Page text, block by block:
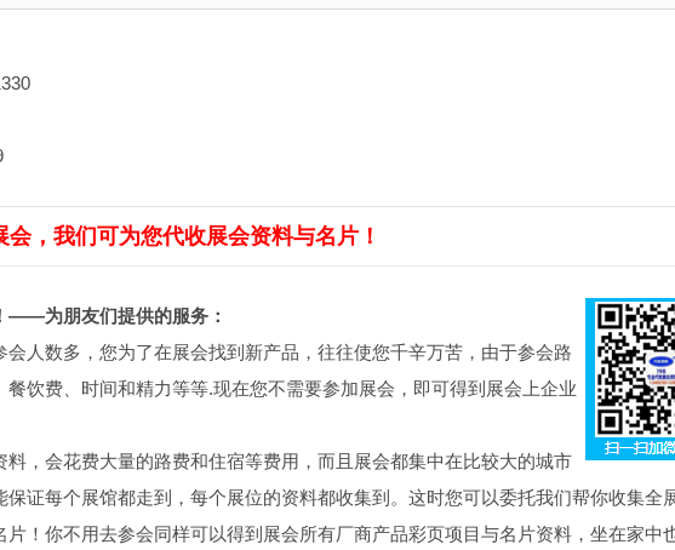
，我们可为您代收展会资料与名片！
——为朋友们提供的服务：
人数多，您为了在展会找到新产品，往往使您千辛万苦，由于参会路
饮费、时间和精力等等.现在您不需要参加展会，即可得到展会上企业
，会花费大量的路费和住宿等费用，而且展会都集中在比较大的城市
证每个展馆都走到，每个展位的资料都收集到。这时您可以委托我们帮你收集全
！你不用去参会同样可以得到展会所有厂商产品彩页项目与名片资料，坐在家中